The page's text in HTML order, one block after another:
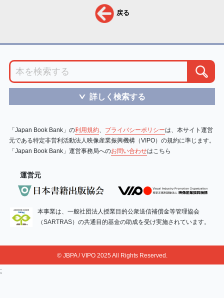
戻る
＞ 詳しく検索する
「Japan Book Bank」の利用規約、 プライバシーポリシーは、本サイト運営
元である特定非営利活動法人映像産業振興機構（VIPO）の規約に準じます。
「Japan Book Bank」運営事務局へのお問い合わせはこちら
運営元
本事業は、一般社団法人授業目的公衆送信補償金等管理協会
（SARTRAS）の共通目的基金の助成を受け実施されています。
© JBPA / VIPO 2025 All Rights Reserved.
;